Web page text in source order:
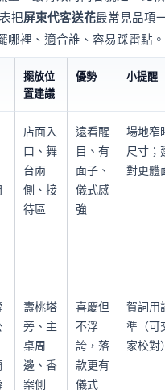
把屏東代客送花最常見品項
哪裡、適合誰、容易踩雷點。
擺放位
置建議
優勢 小提醒
店面入
口、舞
台兩
側、接
待區
遠看醒
目、有
面子、
儀式感
強
場地窄
尺寸；
對更體
壽桃塔
旁、主
桌周
邊、香
案側
喜慶但
不浮
誇，落
款更有
儀式
賀詞用
準（可
家校對）